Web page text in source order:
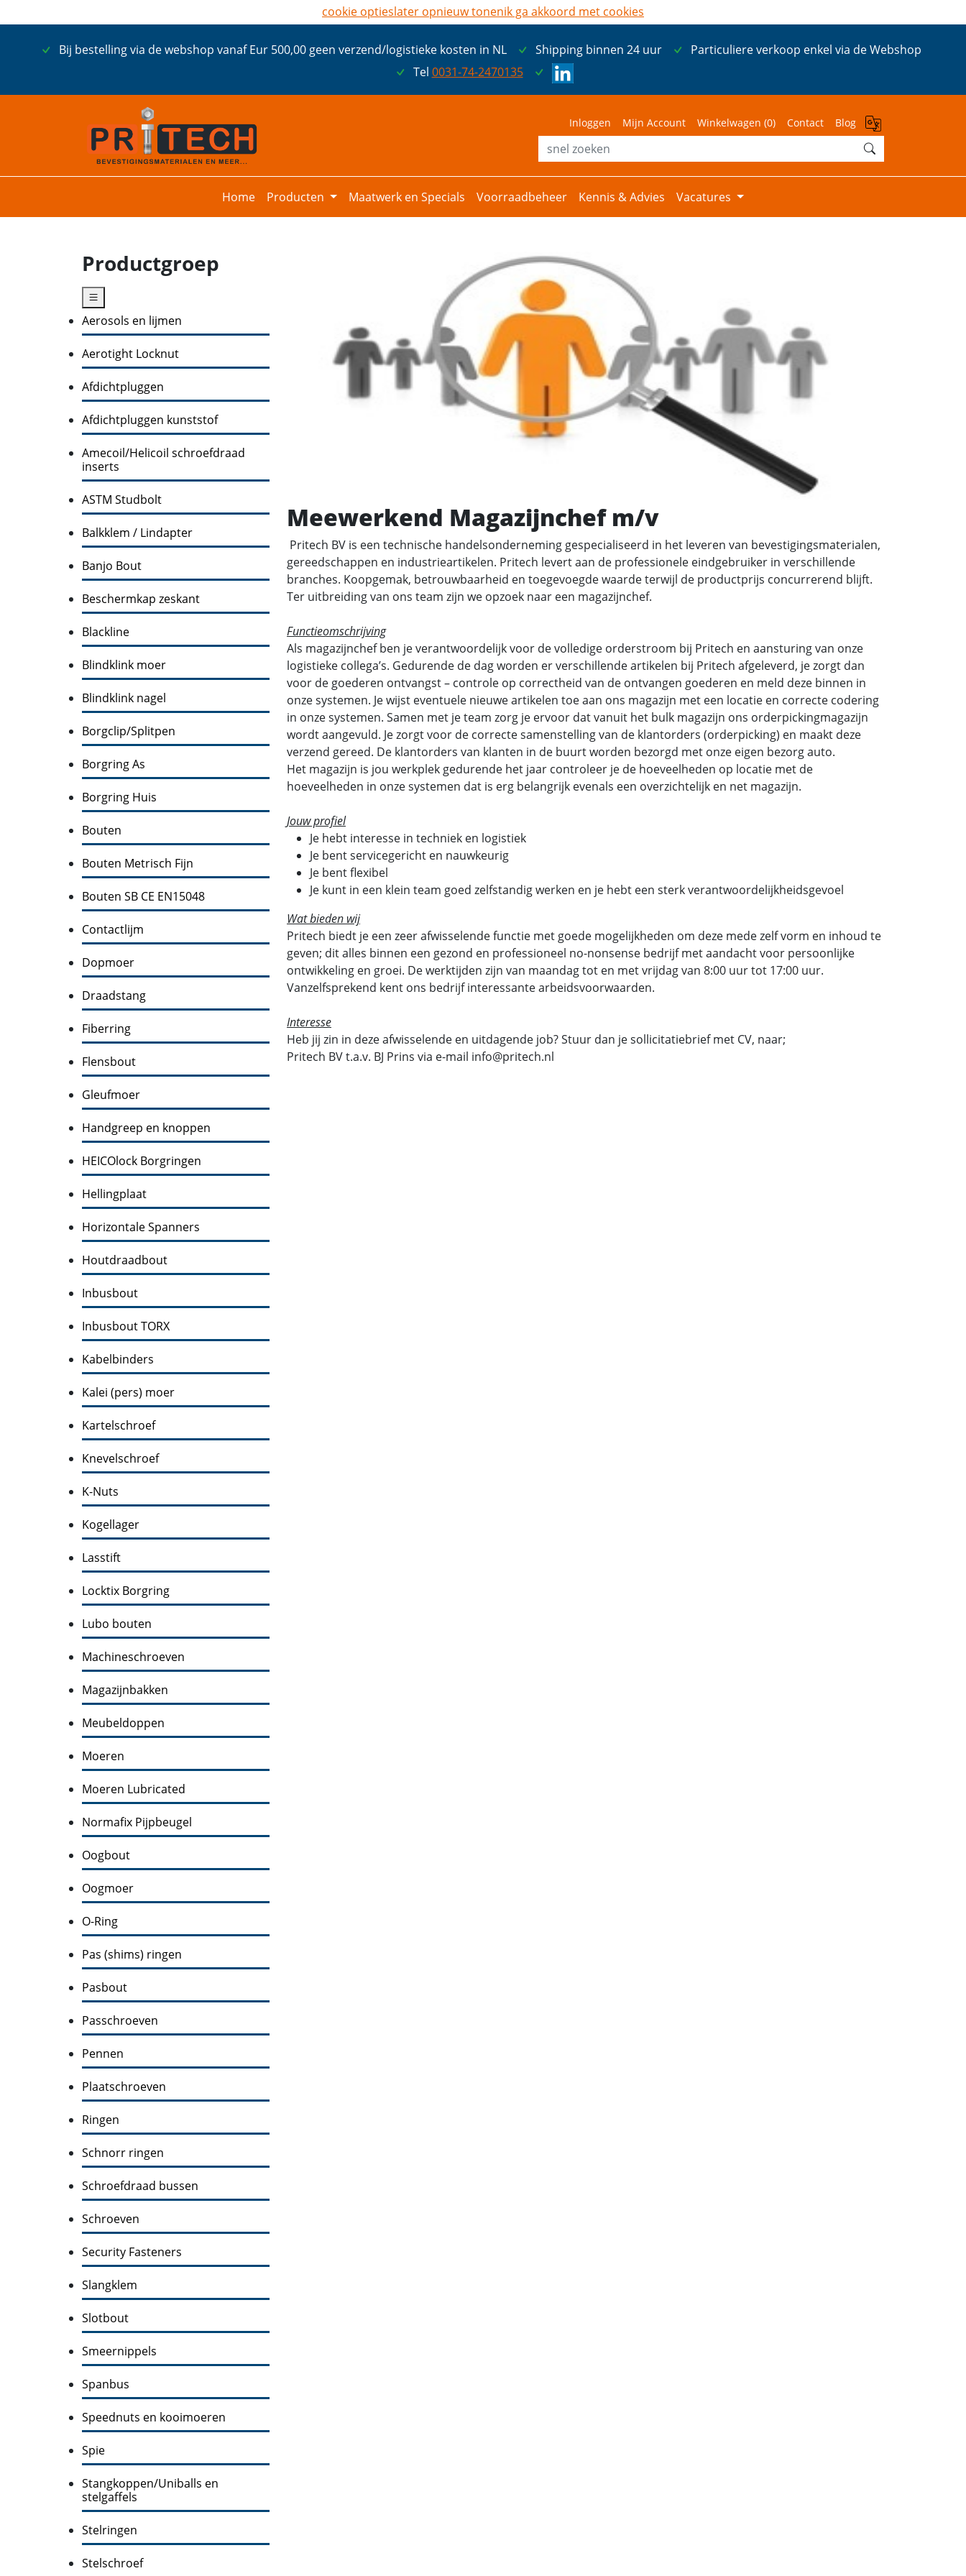
Bij bestelling via de webshop vanaf Eur 500,00 geen verzend/logistieke kosten in NL Shipping binnen 24 uur
Particuliere verkoop enkel via de Webshop
Tel 0031-74-2470135
Inloggen Mijn Account Winkelwagen (0) Contact Blog
Home Producten Maatwerk en Specials Voorraadbeheer Kennis & Advies Vacatures
Productgroep
Aerosols en lijmen
Aerotight Locknut
Afdichtpluggen
Afdichtpluggen kunststof
Amecoil/Helicoil schroefdraad
inserts
ASTM Studbolt
Balkklem / Lindapter
Banjo Bout
Beschermkap zeskant
Blackline
Blindklink moer
Blindklink nagel
Borgclip/Splitpen
Borgring As
Borgring Huis
Bouten
Bouten Metrisch Fijn
Bouten SB CE EN15048
Contactlijm
Dopmoer
Draadstang
Fiberring
Flensbout
Gleufmoer
Handgreep en knoppen
HEICOlock Borgringen
Hellingplaat
Horizontale Spanners
Houtdraadbout
Inbusbout
Inbusbout TORX
Kabelbinders
Kalei (pers) moer
Kartelschroef
Knevelschroef
K-Nuts
Kogellager
Lasstift
Locktix Borgring
Lubo bouten
Machineschroeven
Magazijnbakken
Meubeldoppen
Moeren
Moeren Lubricated
Normafix Pijpbeugel
Oogbout
Oogmoer
O-Ring
Pas (shims) ringen
Pasbout
Passchroeven
Pennen
Plaatschroeven
Ringen
Schnorr ringen
Schroefdraad bussen
Schroeven
Security Fasteners
Slangklem
Slotbout
Smeernippels
Spanbus
Speednuts en kooimoeren
Spie
Stangkoppen/Uniballs en
stelgaffels
Stelringen
Stelschroef
Meewerkend Magazijnchef m/v
Pritech BV is een technische handelsonderneming gespecialiseerd in het leveren van bevestigingsmaterialen,
gereedschappen en industrieartikelen. Pritech levert aan de professionele eindgebruiker in verschillende
branches. Koopgemak, betrouwbaarheid en toegevoegde waarde terwijl de productprijs concurrerend blijft.
Ter uitbreiding van ons team zijn we opzoek naar een magazijnchef.
Functieomschrijving
Als magazijnchef ben je verantwoordelijk voor de volledige orderstroom bij Pritech en aansturing van onze
logistieke collega’s. Gedurende de dag worden er verschillende artikelen bij Pritech afgeleverd, je zorgt dan
voor de goederen ontvangst – controle op correctheid van de ontvangen goederen en meld deze binnen in
onze systemen. Je wijst eventuele nieuwe artikelen toe aan ons magazijn met een locatie en correcte codering
in onze systemen. Samen met je team zorg je ervoor dat vanuit het bulk magazijn ons orderpickingmagazijn
wordt aangevuld. Je zorgt voor de correcte samenstelling van de klantorders (orderpicking) en maakt deze
verzend gereed. De klantorders van klanten in de buurt worden bezorgd met onze eigen bezorg auto.
Het magazijn is jou werkplek gedurende het jaar controleer je de hoeveelheden op locatie met de
hoeveelheden in onze systemen dat is erg belangrijk evenals een overzichtelijk en net magazijn.
Jouw profiel
Je hebt interesse in techniek en logistiek
Je bent servicegericht en nauwkeurig
Je bent flexibel
Je kunt in een klein team goed zelfstandig werken en je hebt een sterk verantwoordelijkheidsgevoel
Wat bieden wij
Pritech biedt je een zeer afwisselende functie met goede mogelijkheden om deze mede zelf vorm en inhoud te
geven; dit alles binnen een gezond en professioneel no-nonsense bedrijf met aandacht voor persoonlijke
ontwikkeling en groei. De werktijden zijn van maandag tot en met vrijdag van 8:00 uur tot 17:00 uur.
Vanzelfsprekend kent ons bedrijf interessante arbeidsvoorwaarden.
Interesse
Heb jij zin in deze afwisselende en uitdagende job? Stuur dan je sollicitatiebrief met CV, naar;
Pritech BV t.a.v. BJ Prins via e-mail info@pritech.nl
cookie optieslater opnieuw tonenik ga akkoord met cookies